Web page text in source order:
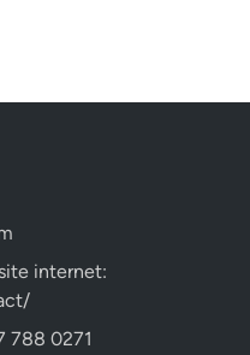
internet:
788 0271